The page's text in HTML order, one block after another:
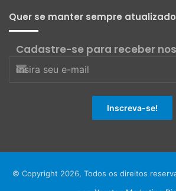
Quer se manter sempre
Cadastre-se para receber
© Copyright 2026, Todos os direitos